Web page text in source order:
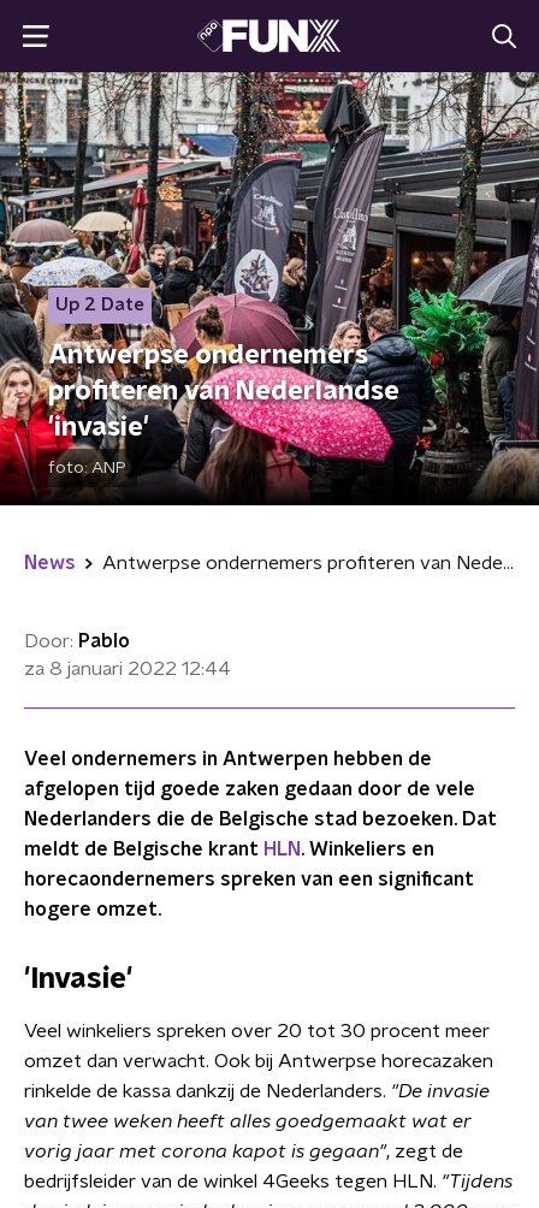
Up 2 Date
Antwerpse ondernemers
profiteren van Nederlandse
'invasie'
foto: ANP
News Antwerpse ondernemers profiteren van Nederlandse 'invasie'
Door: Pablo
za 8 januari 2022 12:44
Veel ondernemers in Antwerpen hebben de
afgelopen tijd goede zaken gedaan door de vele
Nederlanders die de Belgische stad bezoeken. Dat
meldt de Belgische krant HLN . Winkeliers en
horecaondernemers spreken van een significant
hogere omzet.
'Invasie'
Veel winkeliers spreken over 20 tot 30 procent meer
omzet dan verwacht. Ook bij Antwerpse horecazaken
rinkelde de kassa dankzij de Nederlanders. "De invasie
van twee weken heeft alles goedgemaakt wat er
vorig jaar met corona kapot is gegaan", zegt de
bedrijfsleider van de winkel 4Geeks tegen HLN. "Tijdens